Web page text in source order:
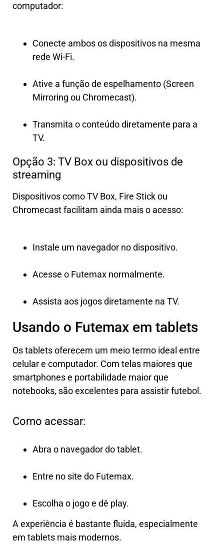
computador:
Conecte ambos os dispositivos na mesma
rede Wi-Fi.
Ative a função de espelhamento (Screen
Mirroring ou Chromecast).
Transmita o conteúdo diretamente para a
TV.
Opção 3: TV Box ou dispositivos de
streaming
Dispositivos como TV Box, Fire Stick ou
Chromecast facilitam ainda mais o acesso:
Instale um navegador no dispositivo.
Acesse o Futemax normalmente.
Assista aos jogos diretamente na TV.
Usando o Futemax em tablets
Os tablets oferecem um meio termo ideal entre
celular e computador. Com telas maiores que
smartphones e portabilidade maior que
notebooks, são excelentes para assistir futebol.
Como acessar:
Abra o navegador do tablet.
Entre no site do Futemax.
Escolha o jogo e dê play.
A experiência é bastante fluida, especialmente
em tablets mais modernos.